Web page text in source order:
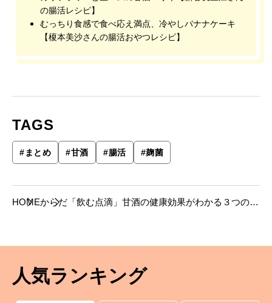
の腸活レシピ】
むっちり食感で食べ応え満点、冷やしバナナケーキ
【榎本美沙さんの腸活おやつレシピ】
TAGS
#まとめ #甘酒 #腸活 #麹菌
HOMEからだ 「飲む点滴」甘酒の健康効果がわかる３つの記
人気ランキング